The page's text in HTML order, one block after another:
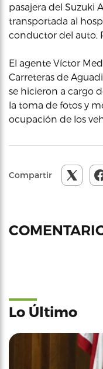
pasajera del Suzuki
transportada al
conductor del auto,
El agente Víctor
Carreteras de
se hicieron a cargo
la toma de fotos y
ocupación de los
Compartir
Lo Último